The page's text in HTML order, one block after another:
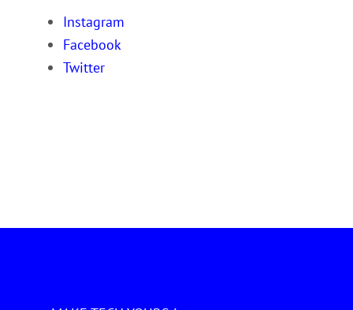
Instagram
Facebook
Twitter